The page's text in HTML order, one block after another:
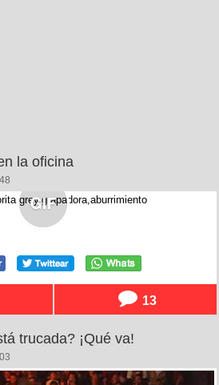
la oficina
13
trucada? ¡Qué va!